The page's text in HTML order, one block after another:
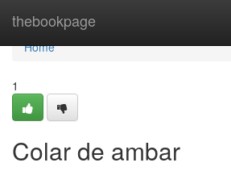
thebookpage
Home
Home
1
Colar de ambar